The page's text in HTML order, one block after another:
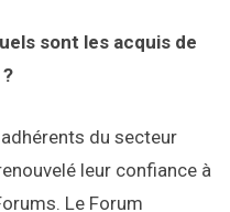
sont les acquis de
du secteur
leur confiance à
Le Forum